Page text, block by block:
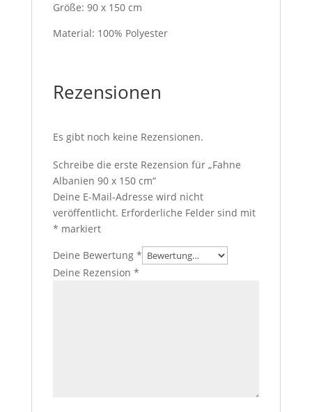
Größe: 90 x 150 cm
Material: 100% Polyester
Rezensionen
Es gibt noch keine Rezensionen.
Schreibe die erste Rezension für „Fahne
Albanien 90 x 150 cm“
Deine E-Mail-Adresse wird nicht
veröffentlicht. Erforderliche Felder sind mit
* markiert
Deine Bewertung *
Deine Rezension *